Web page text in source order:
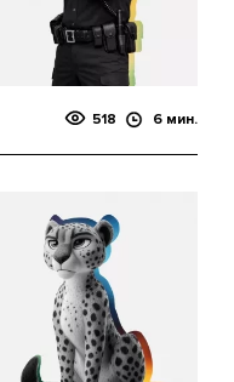
518 6 мин.